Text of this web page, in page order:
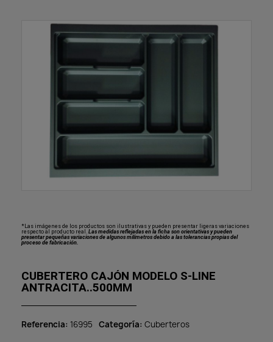
*Las imágenes de los productos son ilustrativas y pueden presentar ligeras variaciones
respecto al producto real. Las medidas reflejadas en la ficha son orientativas y pueden
presentar pequeñas variaciones de algunos milímetros debido a las tolerancias propias del
proceso de fabricación.
CUBERTERO CAJÓN MODELO S-LINE
ANTRACITA..500MM
Referencia 16995 Categoría Cuberteros